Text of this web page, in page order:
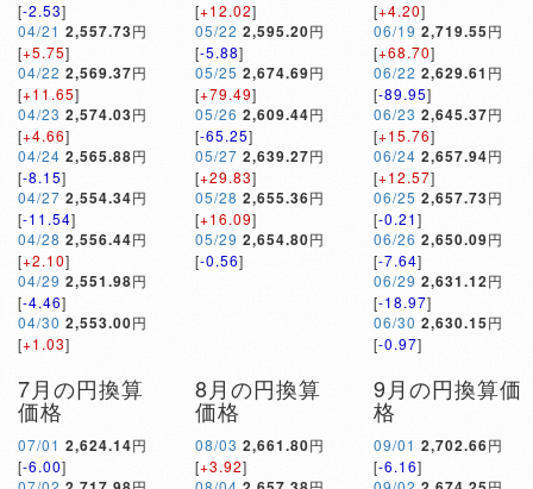
[-2.53]
04/21 2,557.73円
[+5.75]
04/22 2,569.37円
[+11.65]
04/23 2,574.03円
[+4.66]
04/24 2,565.88円
[-8.15]
04/27 2,554.34円
[-11.54]
04/28 2,556.44円
[+2.10]
04/29 2,551.98円
[-4.46]
04/30 2,553.00円
[+1.03]
[+12.02]
05/22 2,595.20円
[-5.88]
05/25 2,674.69円
[+79.49]
05/26 2,609.44円
[-65.25]
05/27 2,639.27円
[+29.83]
05/28 2,655.36円
[+16.09]
05/29 2,654.80円
[-0.56]
[+4.20]
06/19 2,719.55円
[+68.70]
06/22 2,629.61 円
[-89.95]
06/23 2,645.37円
[+15.76]
06/24 2,657.94円
[+12.57]
06/25 2,657.73円
[-0.21]
06/26 2,650.09円
[-7.64]
06/29 2,631.12円
[-18.97]
06/30 2,630.15円
[-0.97]
7月の円換算
価格
07/01 2,624.14円
[-6.00]
8月の円換算
価格
08/03 2,661.80円
[+3.92]
9月の円換算価
格
09/01 2,702.66円
[-6.16]